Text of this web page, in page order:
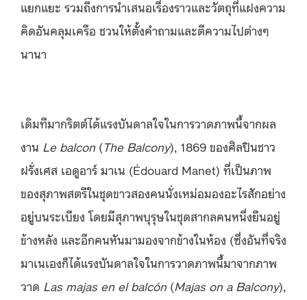
แยกแยะ รวมถึงการนำเสนอเรื่องราวและวัตถุที่แฝงความ
คิดอันคลุมเครือ ชวนให้ตั้งคำถามและตีความไปต่างๆ
นานา
เดิมทีมากริตต์ได้แรงบันดาลใจในการวาดภาพนี้จากผล
งาน Le balcon (The Balcony), 1869 ของศิลปินชาว
ฝรั่งเศส เอดูอาร์ มาเน (Édouard Manet) ที่เป็นภาพ
ของสุภาพสตรีในชุดขาวสองคนนั่งเหม่อมองอะไรสักอย่าง
อยู่บนระเบียง โดยมีสุภาพบุรุษในชุดสากลคนหนึ่งยืนอยู่
ข้างหลัง และอีกคนหันมามองจากข้างในห้อง (ซึ่งอันที่จริง
มาเนเองก็ได้แรงบันดาลใจในการวาดภาพนี้มาจากภาพ
วาด Las majas en el balcón (Majas on a Balcony),